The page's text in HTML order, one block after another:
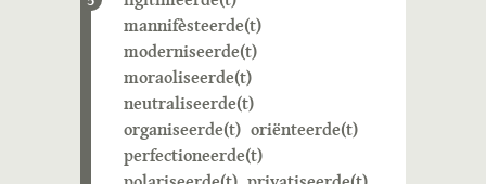
mannifèsteerde(t)
moderniseerde(t)
moraoliseerde(t)
neutraliseerde(t)
organiseerde(t) oriënteerde(t)
perfectioneerde(t)